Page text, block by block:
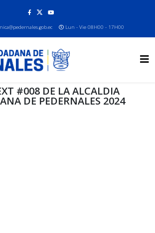
Lun - Vie 08H00 - 17H00
#008 DE LA ALCALDIA
DE PEDERNALES 2024